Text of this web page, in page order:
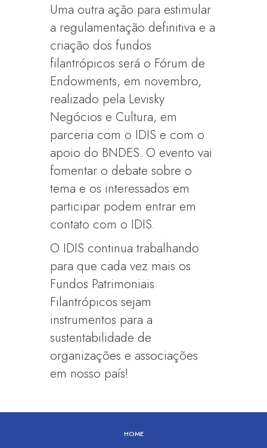
Uma outra ação para estimular
a regulamentação definitiva e a
criação dos fundos
filantrópicos será o Fórum de
Endowments, em novembro,
realizado pela Levisky
Negócios e Cultura, em
parceria com o IDIS e com o
apoio do BNDES. O evento vai
fomentar o debate sobre o
tema e os interessados em
participar podem entrar em
contato com o IDIS.
O IDIS continua trabalhando
para que cada vez mais os
Fundos Patrimoniais
Filantrópicos sejam
instrumentos para a
sustentabilidade de
organizações e associações
em nosso país!
HOME